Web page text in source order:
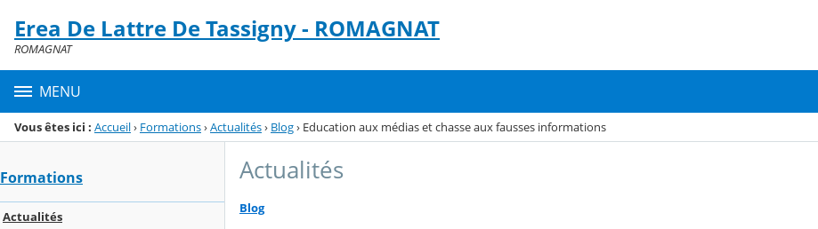
Menu de la rubrique
Contenu
Erea De Lattre De Tassigny - ROMAGNAT
ROMAGNAT
MENU
Vous êtes ici : Accueil› Formations›Actualités› Blog› Education aux médias et chasse aux fausses informations
Formations
Actualités
Actualités
Blog